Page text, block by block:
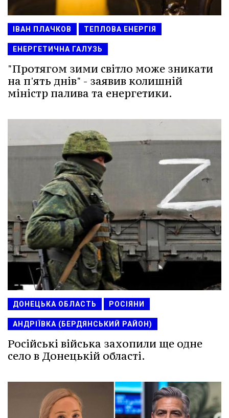
ІВАН ПЛАЧКОВ ТЕПЛОВА ЕНЕРГІЯ
ЕНЕРГЕТИЧНА ГАЛУЗЬ
"Протягом зими світло може зникати
на п'ять днів" - заявив колишній
міністр палива та енергетики.
ДОНЕЦЬКА ОБЛАСТЬ РОСІЯНИ
АНДРІЇВКА (БЕРДЯНСЬКИЙ РАЙОН)
Російські війська захопили ще одне
село в Донецькій області.